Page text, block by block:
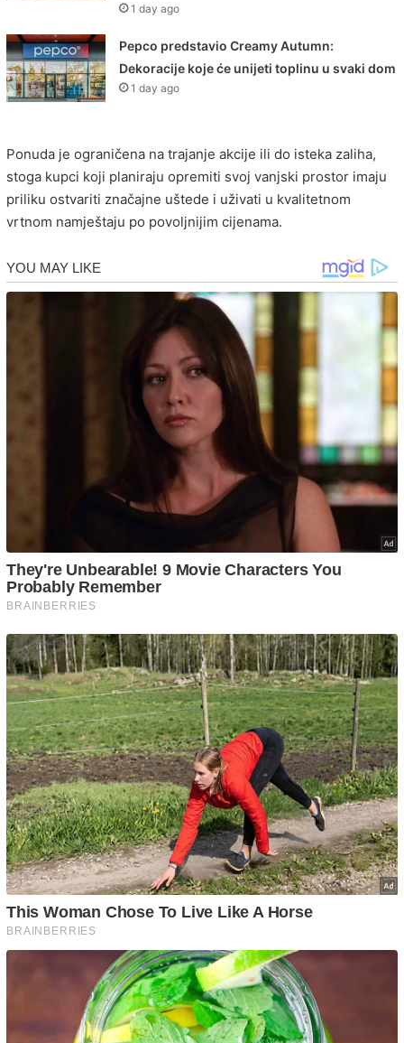
1 day ago
Pepco predstavio Creamy Autumn:
Dekoracije koje će unijeti toplinu u svaki dom
1 day ago
Ponuda je ograničena na trajanje akcije ili do isteka zaliha,
stoga kupci koji planiraju opremiti svoj vanjski prostor imaju
priliku ostvariti značajne uštede i uživati u kvalitetnom
vrtnom namještaju po povoljnijim cijenama.